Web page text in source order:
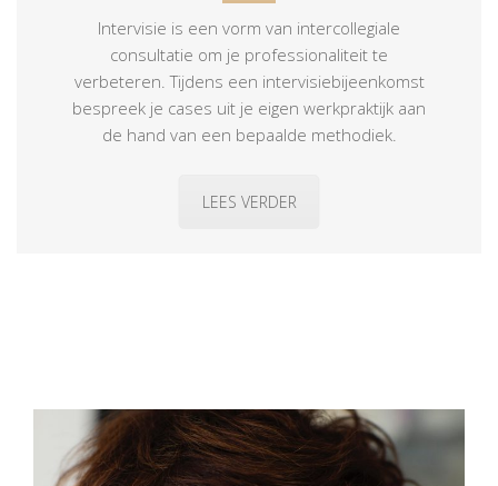
Intervisie is een vorm van intercollegiale
consultatie om je professionaliteit te
verbeteren. Tijdens een intervisiebijeenkomst
bespreek je cases uit je eigen werkpraktijk aan
de hand van een bepaalde methodiek.
LEES VERDER